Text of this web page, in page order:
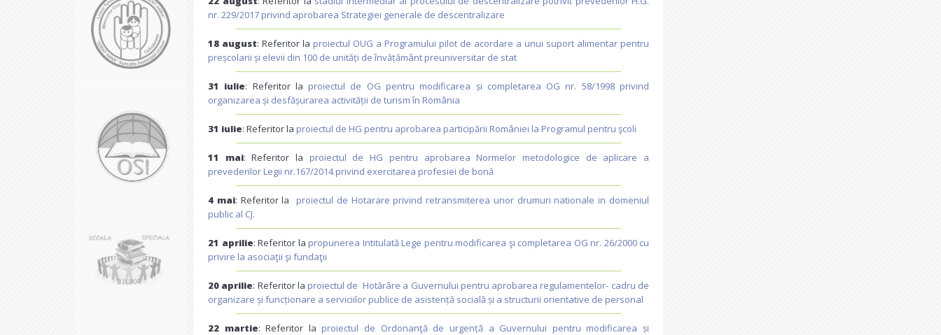
nr. 229/2017 privind aprobarea Strategiei generale de descentralizare
18 august: Referitor la proiectul OUG a Programului pilot de acordare a unui suport alimentar pentru
preșcolarii și elevii din 100 de unități de învățământ preuniversitar de stat
31 iulie: Referitor la proiectul de OG pentru modificarea și completarea OG nr. 58/1998 privind
organizarea și desfășurarea activității de turism în România
31 iulie: Referitor la proiectul de HG pentru aprobarea participării României la Programul pentru şcoli
11 mai: Referitor la proiectul de HG pentru aprobarea Normelor metodologice de aplicare a
prevederilor Legii nr.167/2014 privind exercitarea profesiei de bonă
4 mai: Referitor la proiectul de Hotarare privind retransmiterea unor drumuri nationale in domeniul
public al CJ.
21 aprilie: Referitor la propunerea Intitulată Lege pentru modificarea şi completarea OG nr. 26/2000 cu
privire la asociaţii şi fundaţii
20 aprilie: Referitor la proiectul de Hotărâre a Guvernului pentru aprobarea regulamentelor- cadru de
organizare și funcționare a serviciilor publice de asistență socială și a structurii orientative de personal
22 martie: Referitor la proiectul de Ordonanţă de urgență a Guvernului pentru modificarea și